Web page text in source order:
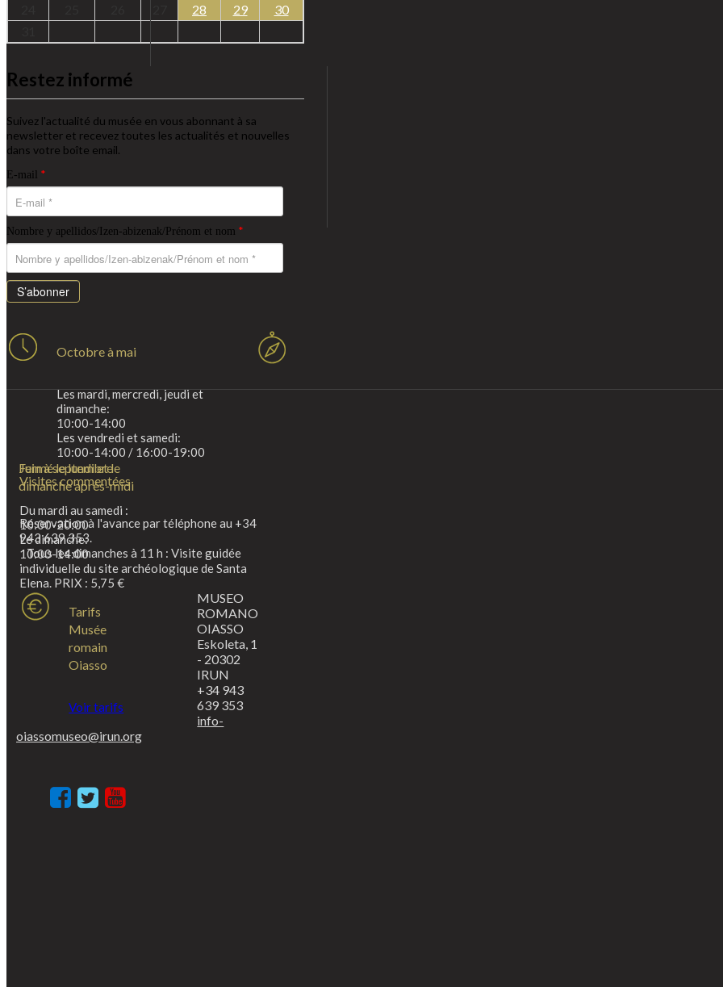
28 29
30
Restez informé
Suivez l'actualité du musée en vous abonnant à sa
newsletter et recevez toutes les actualités et nouvelles
dans votre boîte email.
E-mail *
Nombre y apellidos/Izen-abizenak/Prénom et nom *
S’abonner
Octobre à mai
Les mardi, mercredi, jeudi et
dimanche:
10:00-14:00
Les vendredi et samedi:
10:00-14:00 / 16:00-19:00
Juin à septembre
Du mardi au samedi :
10:00-20:00
Le dimanche:
10:00-14:00
Fermé le lundi et le
dimanche après-midi
Visites commentées
Réservation à l'avance par téléphone au +34
943 639 353.
Tous les dimanches à 11 h : Visite guidée
individuelle du site archéologique de Santa
Elena. PRIX : 5,75 €
Tarifs
Musée
romain
Oiasso
Voir tarifs
MUSEO
ROMANO
OIASSO
Eskoleta, 1
- 20302
IRUN
+34 943
639 353
info-
oiassomuseo@irun.org